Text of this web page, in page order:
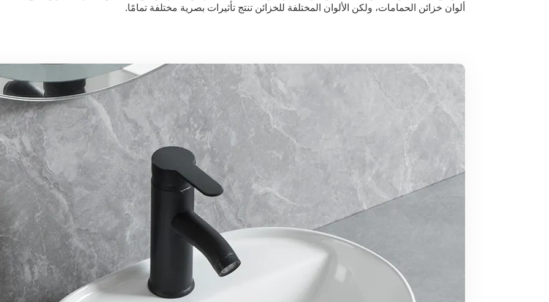
ألوان خزائن الحمامات، ولكن الألوان المختلفة للخزائن تنتج تأثيرات بصرية مختلفة تمامًا.